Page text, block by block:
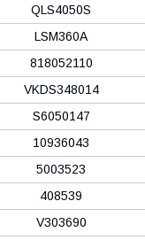
QLS4050S
LSM360A
818052110
VKDS348014
S6050147
10936043
5003523
408539
V303690